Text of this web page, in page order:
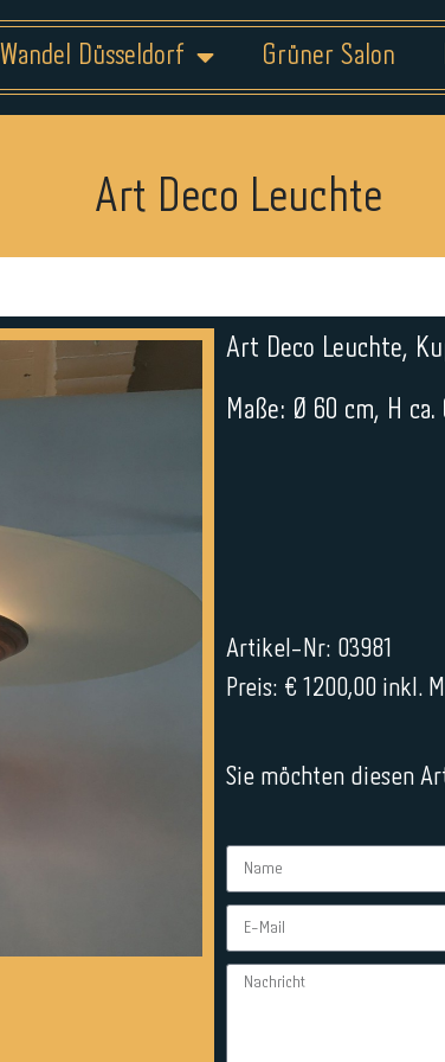
Wandel Düsseldorf Grüner Salon
Art Deco Leuchte
Art Deco Leuchte,
Maße: Ø 60 cm, H ca.
Artikel-Nr: 03981
Preis: € 1200,00 inkl.
Sie möchten diesen